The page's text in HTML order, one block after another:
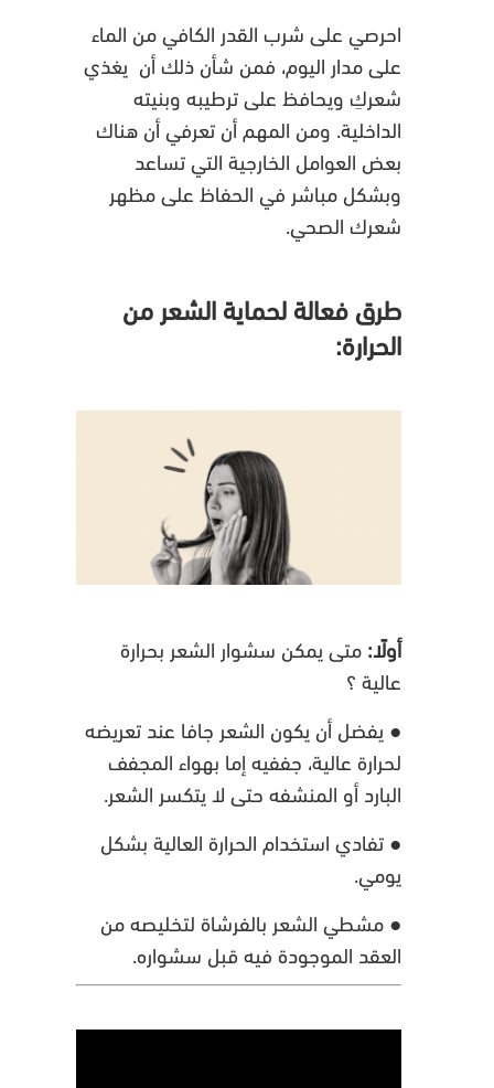
احرصي على شرب القدر الكافي من الماء
على مدار اليوم، فمن شأن ذلك أن يغذي
شعركِ ويحافظ على ترطيبه وبنيته
الداخلية. ومن المهم أن تعرفي أن هناك
بعض العوامل الخارجية التي تساعد
وبشكل مباشر في الحفاظ على مظهر
شعرك الصحي.
طرق فعالة لحماية الشعر من
الحرارة:
أولًا: متى يمكن سشوار الشعر بحرارة
عالية ؟
● يفضل أن يكون الشعر جافا عند تعريضه
لحرارة عالية، جففيه إما بهواء المجفف
البارد أو المنشفه حتى لا يتكسر الشعر.
● تفادي استخدام الحرارة العالية بشكل
يومي.
● مشطي الشعر بالفرشاة لتخليصه من
العقد الموجودة فيه قبل سشواره.